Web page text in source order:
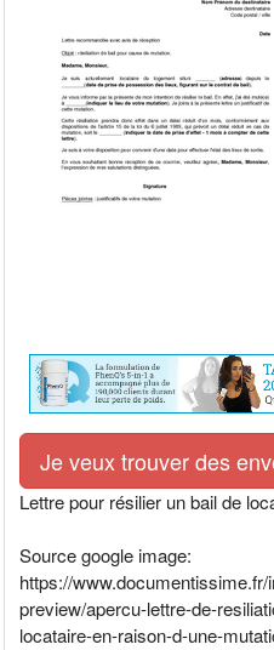
Je veux trouver des
Lettre pour résilier un bail de
Source google image:
https://
preview/apercu-lettre-de-
locataire-en-raison-d-une-